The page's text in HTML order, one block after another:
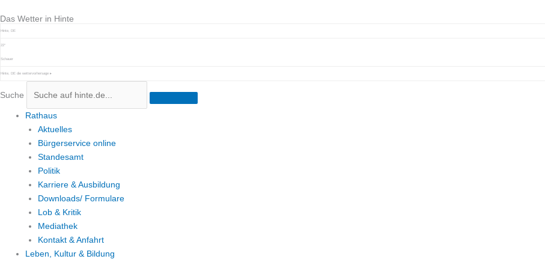
Inhalt
springen
Das Wetter in Hinte
Hinte, DE
22°
Schauer
Hinte, DE die wettervorhersage ▸
Suche
Rathaus
Aktuelles
Bürgerservice online
Standesamt
Politik
Karriere & Ausbildung
Downloads/ Formulare
Lob & Kritik
Mediathek
Kontakt & Anfahrt
Leben, Kultur & Bildung